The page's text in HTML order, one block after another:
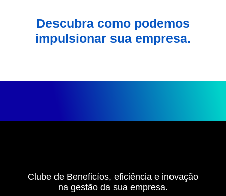
Descubra como podemos
impulsionar sua empresa.
Clube de Beneficíos, eficiência e inovação
na gestão da sua empresa.